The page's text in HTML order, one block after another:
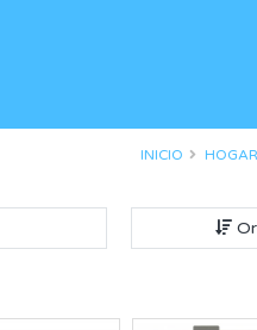
INICIO HOGAR